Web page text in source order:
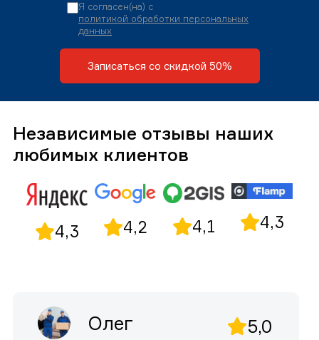
Я согласен(на) с
политикой обработки персональных
данных
Записаться со скидкой 50%
Независимые отзывы наших
любимых клиентов
4,3 4,2 4,1 4,3
Олег 5,0